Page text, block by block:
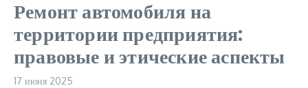
Ремонт автомобиля на
территории предприятия:
правовые и этические аспекты
17 июня 2025